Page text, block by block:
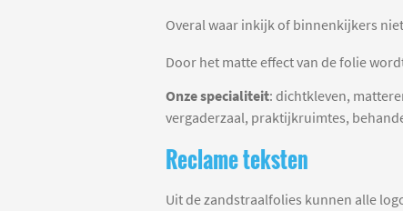
Overal waar inkijk of binnenkijkers
Door het matte effect van de folie
Onze specialiteit: dichtkleven,
vergaderzaal, praktijkruimtes,
Reclame teksten
Uit de zandstraalfolies kunnen alle